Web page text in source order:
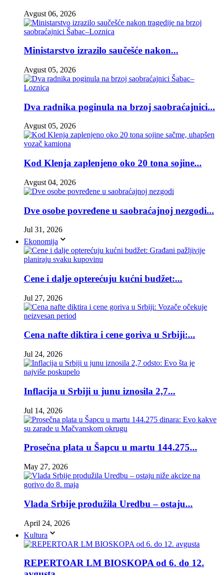
Avgust 06, 2026
Ministarstvo izrazilo saučešće nakon...
Avgust 05, 2026
Dva radnika poginula na brzoj saobraćajnici...
Avgust 05, 2026
Kod Klenja zaplenjeno oko 20 tona sojine...
Avgust 04, 2026
Dve osobe povređene u saobraćajnoj nezgodi...
Jul 31, 2026
Ekonomija
Cene i dalje opterećuju kućni budžet:...
Jul 27, 2026
Cena nafte diktira i cene goriva u Srbiji:...
Jul 24, 2026
Inflacija u Srbiji u junu iznosila 2,7...
Jul 14, 2026
Prosečna plata u Šapcu u martu 144.275...
May 27, 2026
Vlada Srbije produžila Uredbu – ostaju...
April 24, 2026
Kultura
REPERTOAR LM BIOSKOPA od 6. do 12.